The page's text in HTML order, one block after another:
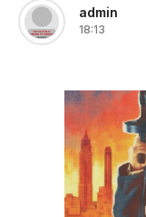
admin
18:13